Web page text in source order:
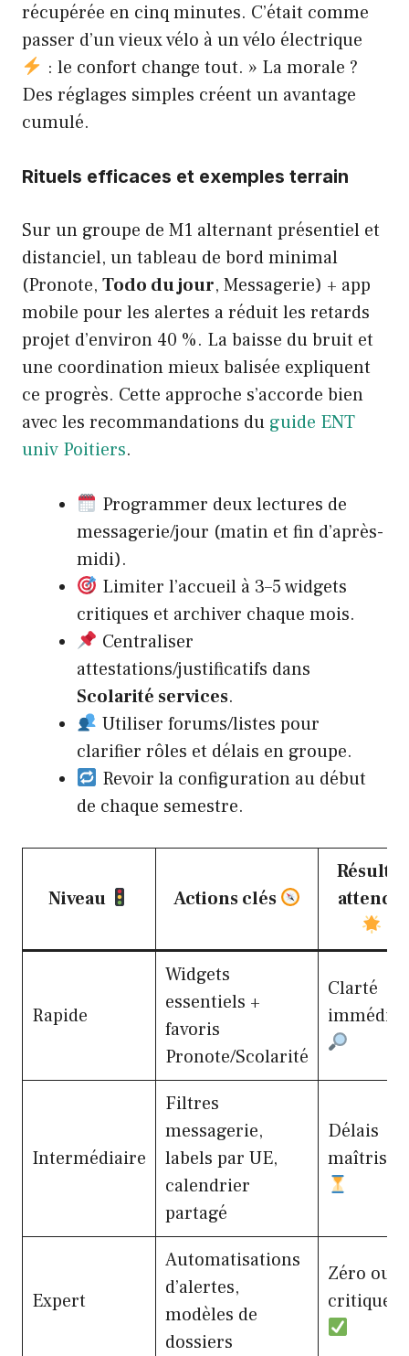
récupérée en cinq minutes. C’était comme
passer d’un vieux vélo à un vélo électrique
: le confort change tout. » La morale ?
Des réglages simples créent un avantage
cumulé.
Rituels efficaces et exemples terrain
Sur un groupe de M1 alternant présentiel et
distanciel, un tableau de bord minimal
(Pronote, Todo du jour, Messagerie) + app
mobile pour les alertes a réduit les retards
projet d’environ 40 %. La baisse du bruit et
une coordination mieux balisée expliquent
ce progrès. Cette approche s’accorde bien
avec les recommandations du guide ENT
univ Poitiers.
Programmer deux lectures de
messagerie/jour (matin et fin d’après-
midi).
Limiter l’accueil à 3–5 widgets
critiques et archiver chaque mois.
Centraliser
attestations/justificatifs dans
Scolarité services.
Utiliser forums/listes pour
clarifier rôles et délais en groupe.
Revoir la configuration au début
de chaque semestre.
Niveau Actions clés
Résultat
attendu
Rapide
Widgets
essentiels +
favoris
Pronote/Scolarité
Clarté
Intermédiaire
Filtres
messagerie,
labels par UE,
calendrier
partagé
Délais
maîtrisés
Expert
Automatisations
d’alertes,
modèles de
dossiers
Zéro
critique